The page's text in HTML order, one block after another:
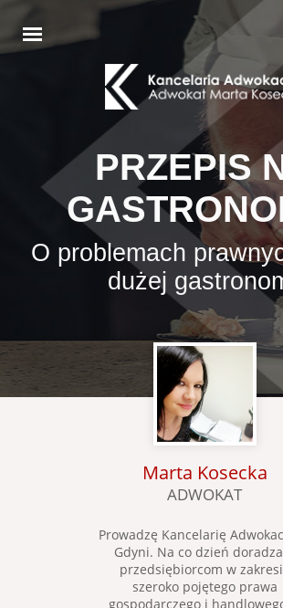
PRZEPIS
O problemach
dużej
Marta Kosecka
ADWOKAT
Prowadzę Kancelarię
Gdyni. Na co dzień
przedsiębiorcom w
szeroko pojętego prawa
gospodarczego i